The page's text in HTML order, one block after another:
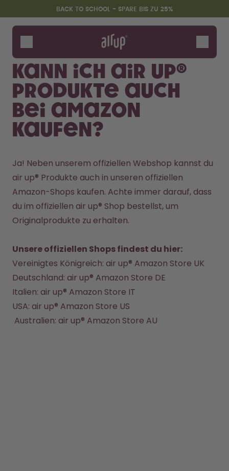
Zum Hauptinhalt springen
Erklärung zur BarrierefreiheitBACK TO SCHOOL - SPARE BIS ZU 25%
Flaschen
Duft-Pods
Zubehör
Starter Sets
Back2School
Gewinnspiel
Wie funktioniert's
Store Finder
Flaschen vergleichen
Kann ich air up®
Produkte auch
bei Amazon
kaufen?
Ja! Neben unserem offiziellen Webshop kannst du
air up® Produkte auch in unseren offiziellen
Amazon-Shops kaufen. Achte immer darauf, dass
du im offiziellen air up® Shop bestellst, um
Originalprodukte zu erhalten.
Unsere offiziellen Shops findest du hier:
Vereinigtes Königreich: air up® Amazon Store UK
Deutschland: air up® Amazon Store DE
Italien: air up® Amazon Store IT
USA: air up® Amazon Store US
Australien: air up® Amazon Store AU